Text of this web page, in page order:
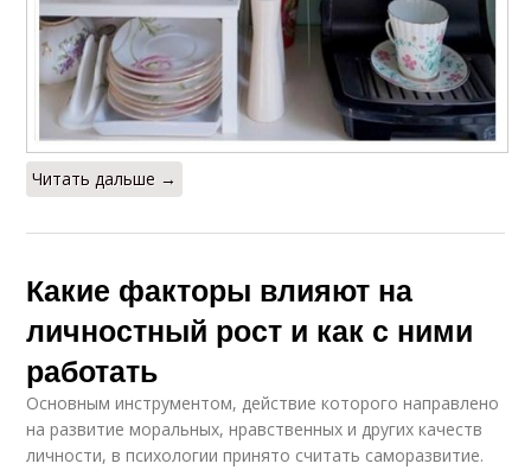
Читать дальше →
Какие факторы влияют на
личностный рост и как с ними
работать
Основным инструментом, действие которого направлено
на развитие моральных, нравственных и других качеств
личности, в психологии принято считать саморазвитие.